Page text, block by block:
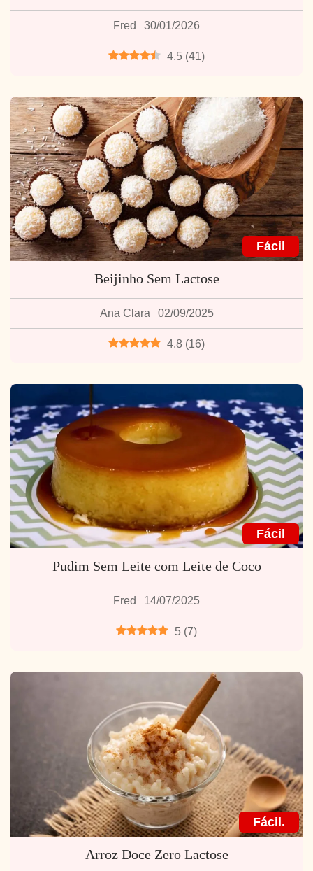
Fred 30/01/2026
4.5 (41)
Fácil
Beijinho Sem Lactose
Ana Clara 02/09/2025
4.8 (16)
Fácil
Pudim Sem Leite com Leite de Coco
Fred 14/07/2025
5 (7)
Fácil.
Arroz Doce Zero Lactose